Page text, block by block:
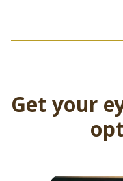
Get your